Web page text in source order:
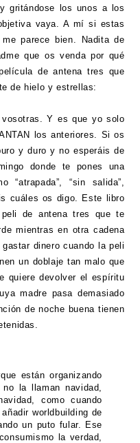
gritándose los unos a los
vaya. A mí si estas
parece bien. Nadita de
que os venda por qué
de antena tres que
de hielo y estrellas:
Y es que yo solo
los anteriores. Si os
y duro y no esperáis de
donde te pones una
“sin salida”,
cuáles os digo. Este libro
de antena tres que te
mientras en otra cadena
dinero cuando la peli
un doblaje tan malo que
quiere devolver el espíritu
madre pasa demasiado
de noche buena tienen
están organizando
la llaman navidad,
como cuando
worldbuilding de
un puto fular. Ese
la verdad,